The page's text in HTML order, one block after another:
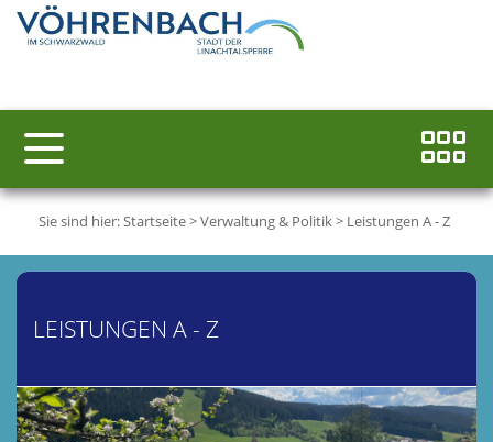
Sie sind hier:Startseite>Verwaltung & Politik> Leistungen A - Z
LEISTUNGEN A - Z